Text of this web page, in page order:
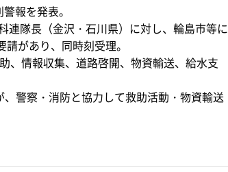
報を発表。
連隊長（金沢・石川県）に対し、輪島市等に
があり、同時刻受理。
、情報収集、道路啓開、物資輸送、給水支
警察・消防と協力して救助活動・物資輸送